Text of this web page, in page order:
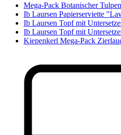
Mega-Pack Botanischer
Ib Laursen Papierserviette
Ib Laursen Topf mit
Ib Laursen Topf mit
Kiepenkerl Mega-Pack